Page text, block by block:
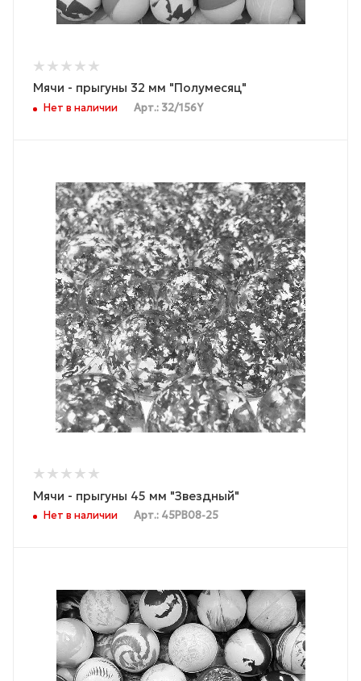
Мячи - прыгуны 32 мм "Полумесяц"
Нет в наличии Арт.: 32/156Y
Мячи - прыгуны 45 мм "Звездный"
Нет в наличии Арт.: 45PB08-25